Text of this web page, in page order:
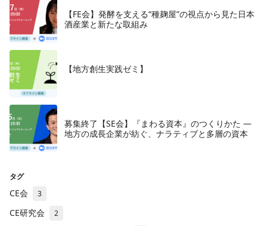
【FE会】発酵を支える“種麹屋”の視点から見た日本
酒産業と新たな取組み
【地方創生実践ゼミ】
募集終了【SE会】『まわる資本』のつくりかた —
地方の成長企業が紡ぐ、ナラティブと多層の資本
タグ
CE会 3
CE研究会 2